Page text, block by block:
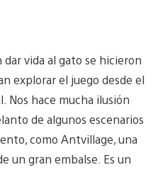
vida al gato se hicieron
explorar el juego desde el
Nos hace mucha ilusión
de algunos escenarios
como Antvillage, una
un gran embalse. Es un